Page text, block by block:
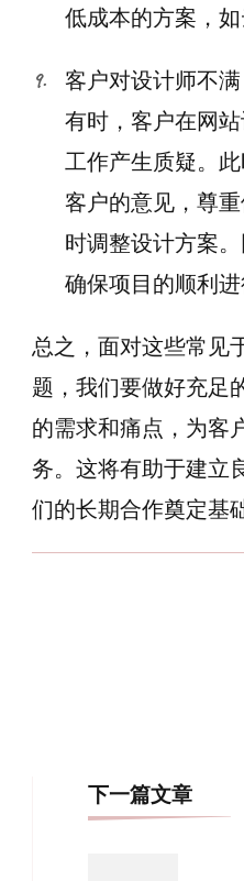
低成本的方案，如
客户对设计师不满
有时，客户在网
工作产生质疑。
客户的意见，尊
时调整设计方案
确保项目的顺利进
总之，面对这些常见
题，我们要做好充足
的需求和痛点，为客
务。这将有助于建立
们的长期合作奠定基础
下一篇文章